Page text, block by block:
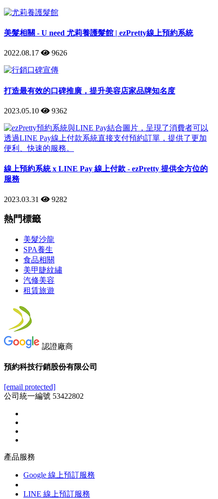
美髮相關 - U need 尤莉養護髮館 | ezPretty線上預約系統
2022.08.17 9626
打造最有效的口碑推廣，提升美容店家品牌知名度
2023.05.10 9362
線上預約系統 x LINE Pay 線上付款 - ezPretty 提供全方位的
服務
2023.03.31 9282
熱門標籤
美髮沙龍
SPA養生
食品相關
美甲睫紋繡
汽修美容
租賃旅遊
認證廠商
預約科技行銷股份有限公司
[email protected]
公司統一編號 53422802
產品服務
Google 線上預訂服務
LINE 線上預訂服務